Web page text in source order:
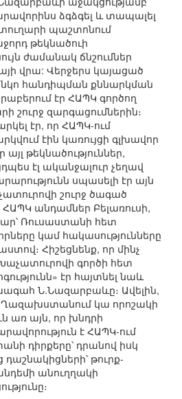
ձգձգել և տապալել
պաշտոնում
թեկնածուի
ժամանակ ճնշումներ
վրա: Վերջերս կայացած
հանդիպման քննարկման
էր ՀԱՊԿ գործող
շուրջ զարգացումներին։
էր, որ ՀԱՊԿ-ում
էին կառույցի գլխավոր
թեկնածություններ,
էլ ականջալուր չեղավ
սպասելի էր այն
շուրջ ծագած
ՀԱՊԿ անդամներ Բելառուսի,
Ռուսաստանի հետ
կամ հակասությունները
Հիշեցնենք, որ մինչ
գործի հետ
էր հայտնել նաև
Ն.Նազարբաևը։ Ավելին,
Ղազախստանում կա որոշակի
առ այն, որ խնդրի
է ՀԱՊԿ-ում
դիրքերը՝ դրանով իսկ
թուրք-
անուղղակի